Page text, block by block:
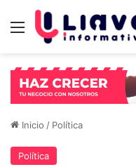
Menú
Inicio / Política
Política